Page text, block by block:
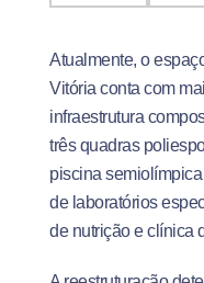
Atualmente, o
Vitória conta com
infraestrutura
três quadras
piscina
de laboratórios
de nutrição e clínica